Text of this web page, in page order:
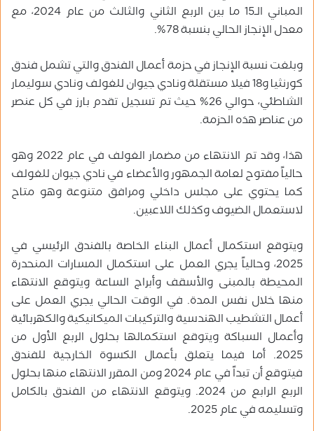
المباني الـ15 ما بين الربع الثاني والثالث من عام 2024، مع
معدل الإنجاز الحالي بنسبة 78%.
وبلغت نسبة الإنجاز في حزمة أعمال الفندق والتي تشمل فندق
كورنثيا و18 فيلا مستقلة ونادي جيوان للغولف ونادي سوليمار
الشاطئي، حوالي 26% حيث تم تسجيل تقدم بارز في كل عنصر
من عناصر هذه الحزمة.
هذا، وقد تم الانتهاء من مضمار الغولف في عام 2022 وهو
حالياً مفتوح لعامة الجمهور والأعضاء في نادي جيوان للغولف
كما يحتوي على مجلس داخلي ومرافق متنوعة وهو متاح
لاستعمال الضيوف وكذلك اللاعبين.
ويتوقع استكمال أعمال البناء الخاصة بالفندق الرئيسي في
2025، وحالياً يجري العمل على استكمال المسارات المنحدرة
المحيطة بالمبنى والأسقف وأبراج الساعة ويتوقع الانتهاء
منها خلال نفس المدة. في الوقت الحالي يجري العمل على
أعمال التشطيب الهندسية والتركيبات الميكانيكية والكهربائية
وأعمال السباكة ويتوقع استكمالها بحلول الربع الأول من
2025. أما فيما يتعلق بأعمال الكسوة الخارجية للفندق
فيتوقع أن تبداً في عام 2024 ومن المقرر الانتهاء منها بحلول
الربع الرابع من 2024. ويتوقع الانتهاء من الفندق بالكامل
وتسليمه في عام 2025.